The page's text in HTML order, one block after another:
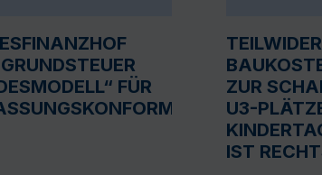
FÜR
ZUR
U3-
IST